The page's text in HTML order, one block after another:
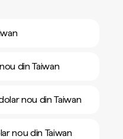
din Taiwan
nou din Taiwan
nou din Taiwan